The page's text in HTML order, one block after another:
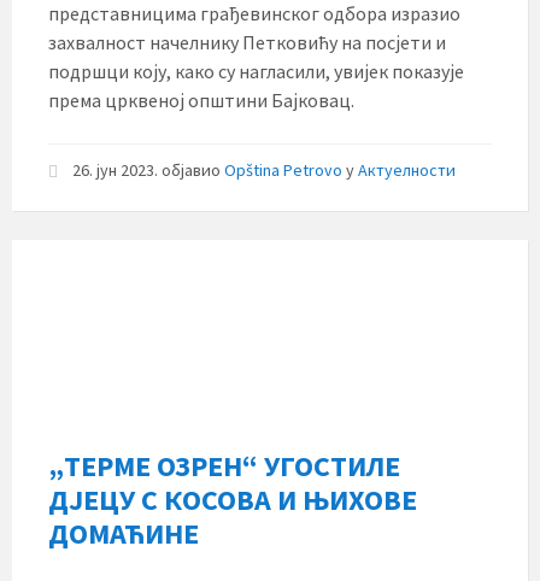
представницима грађевинског одбора изразио
захвалност начелнику Петковићу на посјети и
подршци коју, како су нагласили, увијек показује
према црквеној општини Бајковац.
26. јун 2023. објавио Opština Petrovo уАктуелности
„ТЕРМЕ ОЗРЕН“ УГОСТИЛЕ
ДЈЕЦУ С КОСОВА И ЊИХОВЕ
ДОМАЋИНЕ